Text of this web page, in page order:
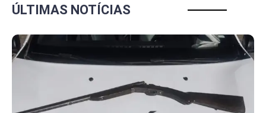
ÚLTIMAS NOTÍCIAS